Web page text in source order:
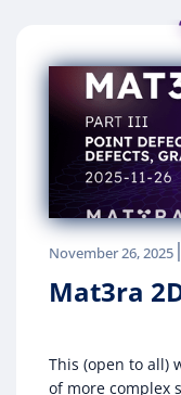
November 26, 2025 |
Mat3ra
This (open to all)
of more complex